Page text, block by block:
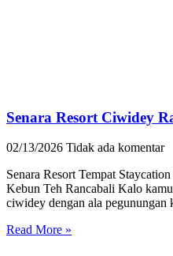
Senara Resort Ciwidey
02/13/2026 Tidak ada komentar
Senara Resort Tempat
Kebun Teh Rancabali Kalo
ciwidey dengan ala pegunungan
Read More »